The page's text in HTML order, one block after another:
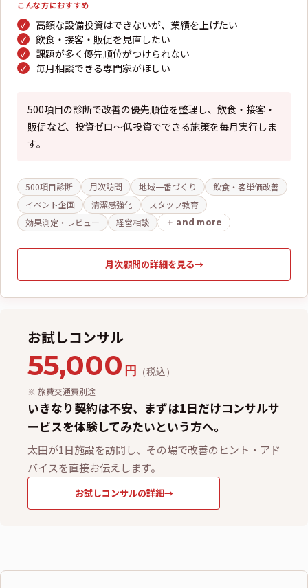
こんな方におすすめ
高額な設備投資はできないが、業績を上げたい
飲食・接客・販促を見直したい
課題が多く優先順位がつけられない
毎月相談できる専門家がほしい
500項目の診断で改善の優先順位を整理し、飲食・接客・
販促など、投資ゼロ〜低投資でできる施策を毎月実行しま
す。
500項目診断 月次訪問 地域一番づくり
飲食・客単価改善
イベント企画
清潔感強化
スタッフ教育
効果測定・レビュー
経営相談 and more
月次顧問の詳細を見る→
お試しコンサル
55,000 円 （税込）
※ 旅費交通費別途
いきなり契約は不安、まずは1日だけコンサルサ
ービスを体験してみたいという方へ。
太田が1日施設を訪問し、その場で改善のヒント・アド
バイスを直接お伝えします。
お試しコンサルの詳細→